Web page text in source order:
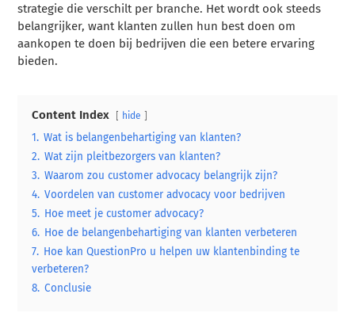
strategie die verschilt per branche. Het wordt ook steeds
belangrijker, want klanten zullen hun best doen om
aankopen te doen bij bedrijven die een betere ervaring
bieden.
Content Index hide
1. Wat is belangenbehartiging van klanten?
2. Wat zijn pleitbezorgers van klanten?
3. Waarom zou customer advocacy belangrijk zijn?
4. Voordelen van customer advocacy voor bedrijven
5. Hoe meet je customer advocacy?
6. Hoe de belangenbehartiging van klanten verbeteren
7. Hoe kan QuestionPro u helpen uw klantenbinding te
verbeteren?
8. Conclusie